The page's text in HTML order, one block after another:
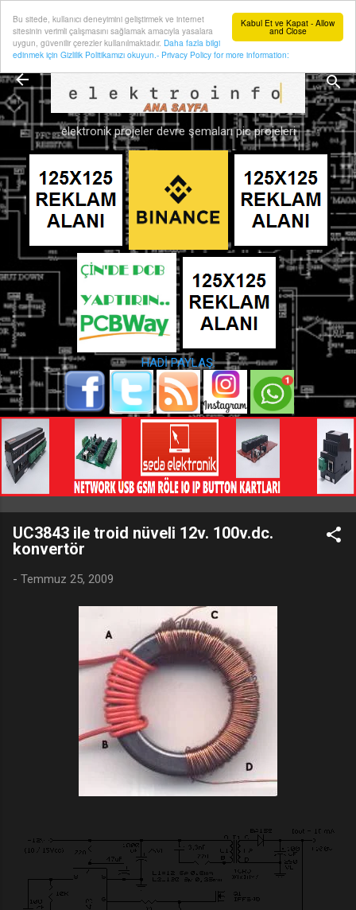
Kabul Et ve Kapat - Allow
and Close
Bu sitede, kullanıcı deneyimini geliştirmek ve internet
sitesinin verimli çalışmasını sağlamak amacıyla yasalara
uygun, güvenilir çerezler kullanılmaktadır. Daha fazla bilgi
edinmek için Gizlilik Politikamızı okuyun.- Privacy Policy for more information:
Ana içeriğe atla
elektronik projeler devre şemaları pic projeleri
HADİ PAYLAŞ:
UC3843 ile troid nüveli 12v. 100v.dc.
konvertör
- Temmuz 25, 2009